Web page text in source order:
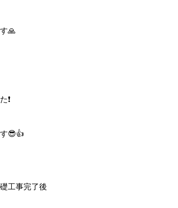
🙏
❗️
😎👍
工事完了後